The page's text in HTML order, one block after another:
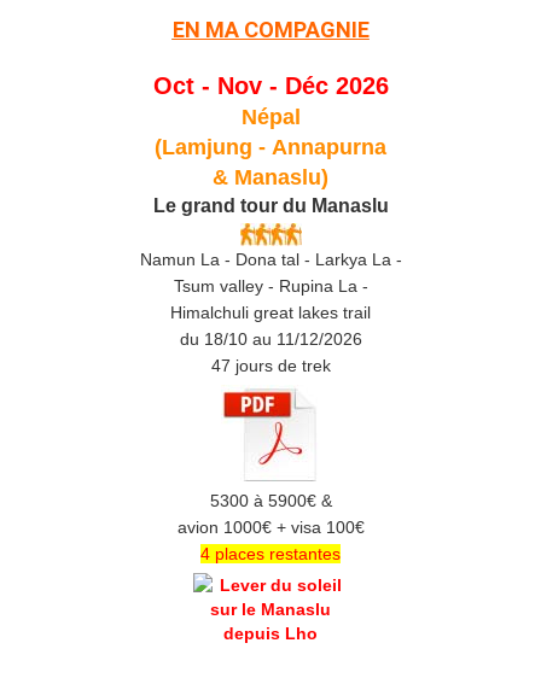
EN MA COMPAGNIE
Oct - Nov - Déc 2026
Népal
(Lamjung - Annapurna
& Manaslu)
Le grand tour du Manaslu
Namun La - Dona tal - Larkya La -
Tsum valley - Rupina La -
Himalchuli great lakes trail
du 18/10 au 11/12/2026
47 jours de trek
5300 à 5900€ &
avion 1000€ + visa 100€
4 places restantes